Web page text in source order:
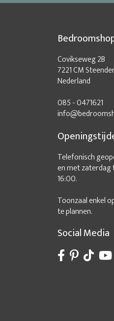
Covikseweg 2B
7221 CM
Nederland
085 - 0471621
Telefonisch
en met zaterdag
16:00.
Toonzaal enkel
te plannen.
Social Media